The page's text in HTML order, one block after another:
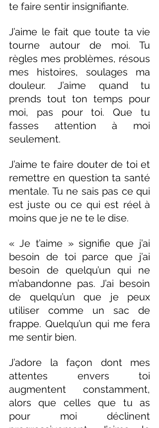
te faire sentir insignifiante.
J’aime le fait que toute ta vie
tourne autour de moi. Tu
règles mes problèmes, résous
mes histoires, soulages ma
douleur. J’aime quand tu
prends tout ton temps pour
moi, pas pour toi. Que tu
fasses attention à moi
seulement.
J’aime te faire douter de toi et
remettre en question ta santé
mentale. Tu ne sais pas ce qui
est juste ou ce qui est réel à
moins que je ne te le dise.
« Je t’aime » signifie que j’ai
besoin de toi parce que j’ai
besoin de quelqu’un qui ne
m’abandonne pas. J’ai besoin
de quelqu’un que je peux
utiliser comme un sac de
frappe. Quelqu’un qui me fera
me sentir bien.
J’adore la façon dont mes
attentes envers toi
augmentent constamment,
alors que celles que tu as
pour moi déclinent